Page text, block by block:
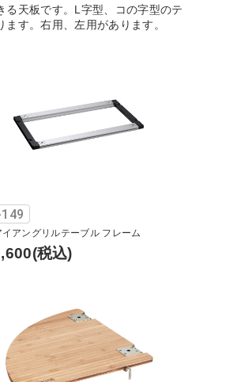
る天板です。L字型、コの字型のテ
す。右用、左用があります。
イアングリルテーブル フレーム
(税込)